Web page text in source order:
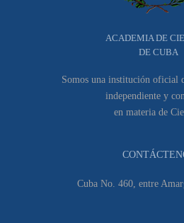
ACADEMIA DE
DE CUBA
Somos una institución oficial
independiente y
en materia de
Cuba No. 460, entre